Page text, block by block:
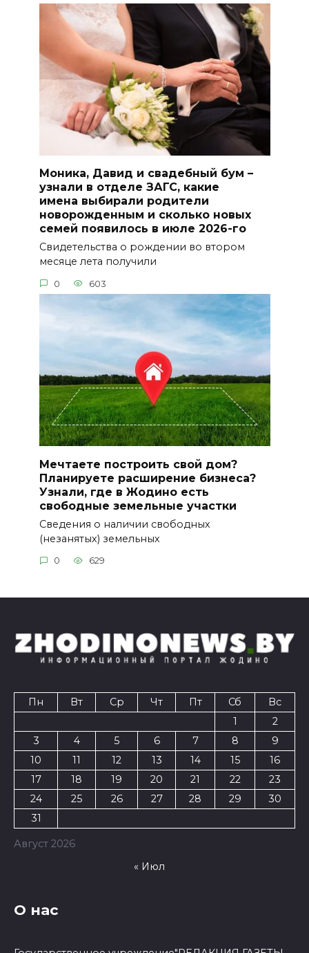
Моника, Давид и свадебный бум –
узнали в отделе ЗАГС, какие
имена выбирали родители
новорожденным и сколько новых
семей появилось в июле 2026-го
Свидетельства о рождении во втором
месяце лета получили
0 603
Мечтаете построить свой дом?
Планируете расширение бизнеса?
Узнали, где в Жодино есть
свободные земельные участки
Сведения о наличии свободных
(незанятых) земельных
0 629
Август 2026
Пн Вт Ср Чт Пт Сб
Вс
1
2
3
4 5 6 7 8
9
10
11 12 13 14 15
16
17
18 19 20 21 22
23
24
25 26 27 28 29
30
31
« Июл
О нас